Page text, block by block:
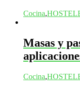
Cocina,
Masas y
Cocina,